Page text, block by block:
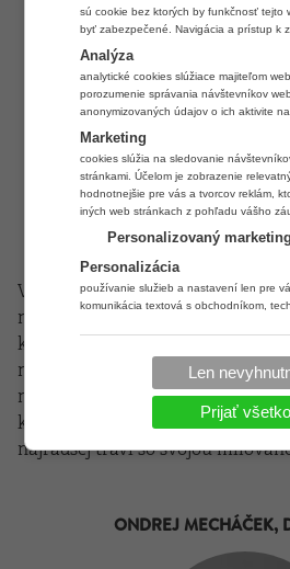
LUKÁŠ KRAJČÍR,
Vie o každom probléme, na ktorý
narazili. Svoje dlhoročné
kvalitných návodov. Pozná
narážajú, ale aj spôsoby, ako ich
nášho tímu prináša istotu, že
kedykoľvek požiadať o pomocnú
najradšej trávi so svojou
ONDREJ MECHÁČEK,
sú cookie bez ktorých by funkčnosť tejto
byť zabezpečené. Navigácia a prístup k
Analýza
analytické cookies slúžiace majiteľom
porozumenie správania návštevníkov
anonymizovaných údajov o ich aktivite na
Marketing
cookies slúžia na sledovanie
stránkami. Účelom je zobrazenie
hodnotnejšie pre vás a tvorcov reklám,
iných web stránkach z pohľadu vášho
Personalizovaný marketing
Personalizácia
používanie služieb a nastavení len pre
komunikácia textová s obchodníkom,
Len
Prijať všetko